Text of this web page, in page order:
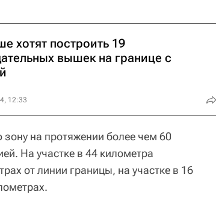
хотят построить 19
вышек на границе с
12:33
на протяжении более чем 60
На участке в 44 километра
от линии границы, на участке в 16